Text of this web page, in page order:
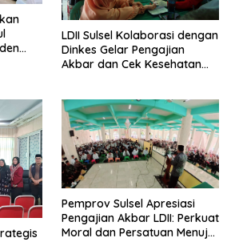
LDII Sulsel Kolaborasi dengan
Dinkes Gelar Pengajian
Akbar dan Cek Kesehatan
Pemprov Sulsel Apresiasi
Pengajian Akbar LDII: Perkuat
Moral dan Persatuan Menuju